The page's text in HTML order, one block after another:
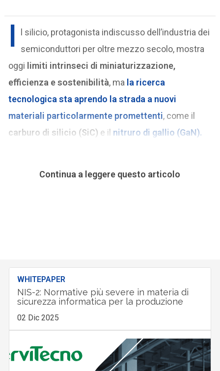
I
l silicio, protagonista indiscusso dell’industria dei
semiconduttori per oltre mezzo secolo, mostra
oggi limiti intrinseci di miniaturizzazione,
efficienza e sostenibilità, ma la ricerca
tecnologica sta aprendo la strada a nuovi
materiali particolarmente promettenti, come il
carburo di silicio (SiC) e il nitruro di gallio (GaN).
Continua a leggere questo articolo
WHITEPAPER
NIS-2: Normative più severe in materia di
sicurezza informatica per la produzione
02 Dic 2025